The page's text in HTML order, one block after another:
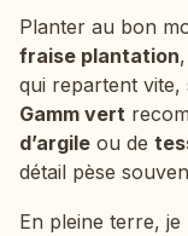
Planter au bon
fraise plantation
qui repartent vite,
Gamm vert
d’argile ou de
détail pèse
En pleine terre, je